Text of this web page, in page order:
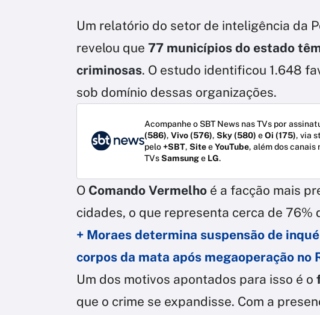
Um relatório do setor de inteligência da
revelou que 77 municípios do estado
criminosas. O estudo identificou 1.648
sob domínio dessas organizações.
Acompanhe o SBT News nas TVs por
(586), Vivo (576), Sky (580) eOi (175), via
pelo+SBT, SiteeYouTube, além dos canais
TVsSamsunge LG.
O Comando Vermelho é a facção mais
cidades, o que representa cerca de
+ Moraes determina suspensão de
corpos da mata após megaoperação no
Um dos motivos apontados para isso é o
que o crime se expandisse. Com a